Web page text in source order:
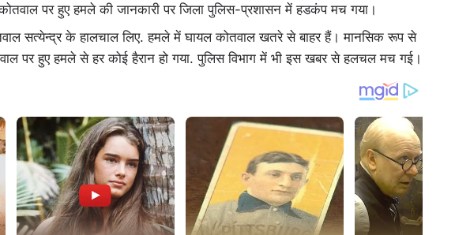
पर हुए हमले की जानकारी पर जिला पुलिस-प्रशासन में हडकंप मच गया।
सत्येन्द्र के हालचाल लिए. हमले में घायल कोतवाल खतरे से बाहर हैं। मानसिक रूप से
पर हुए हमले से हर कोई हैरान हो गया. पुलिस विभाग में भी इस खबर से हलचल मच गई।